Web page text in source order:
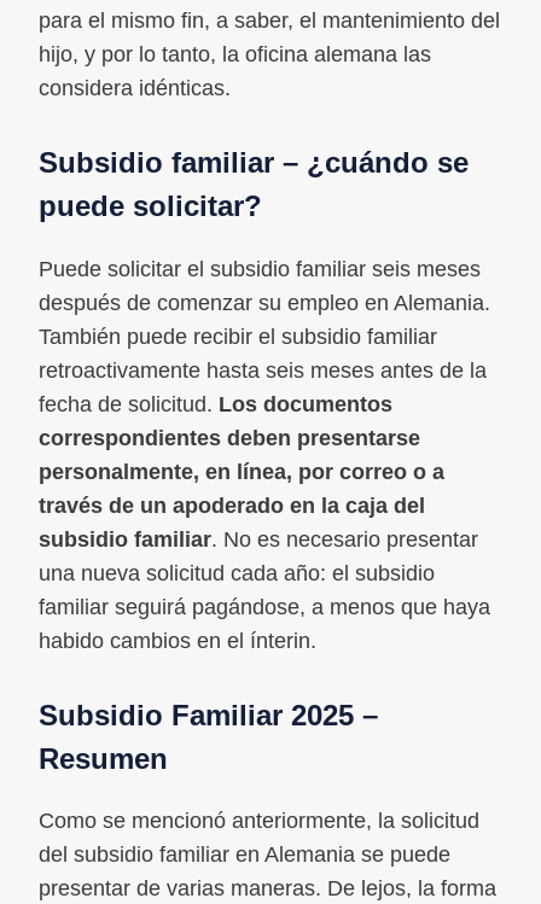
para el mismo fin, a saber, el mantenimiento del
hijo, y por lo tanto, la oficina alemana las
considera idénticas.
Subsidio familiar – ¿cuándo se
puede solicitar?
Puede solicitar el subsidio familiar seis meses
después de comenzar su empleo en Alemania.
También puede recibir el subsidio familiar
retroactivamente hasta seis meses antes de la
fecha de solicitud. Los documentos
correspondientes deben presentarse
personalmente, en línea, por correo o a
través de un apoderado en la caja del
subsidio familiar. No es necesario presentar
una nueva solicitud cada año: el subsidio
familiar seguirá pagándose, a menos que haya
habido cambios en el ínterin.
Subsidio Familiar 2025 –
Resumen
Como se mencionó anteriormente, la solicitud
del subsidio familiar en Alemania se puede
presentar de varias maneras. De lejos, la forma